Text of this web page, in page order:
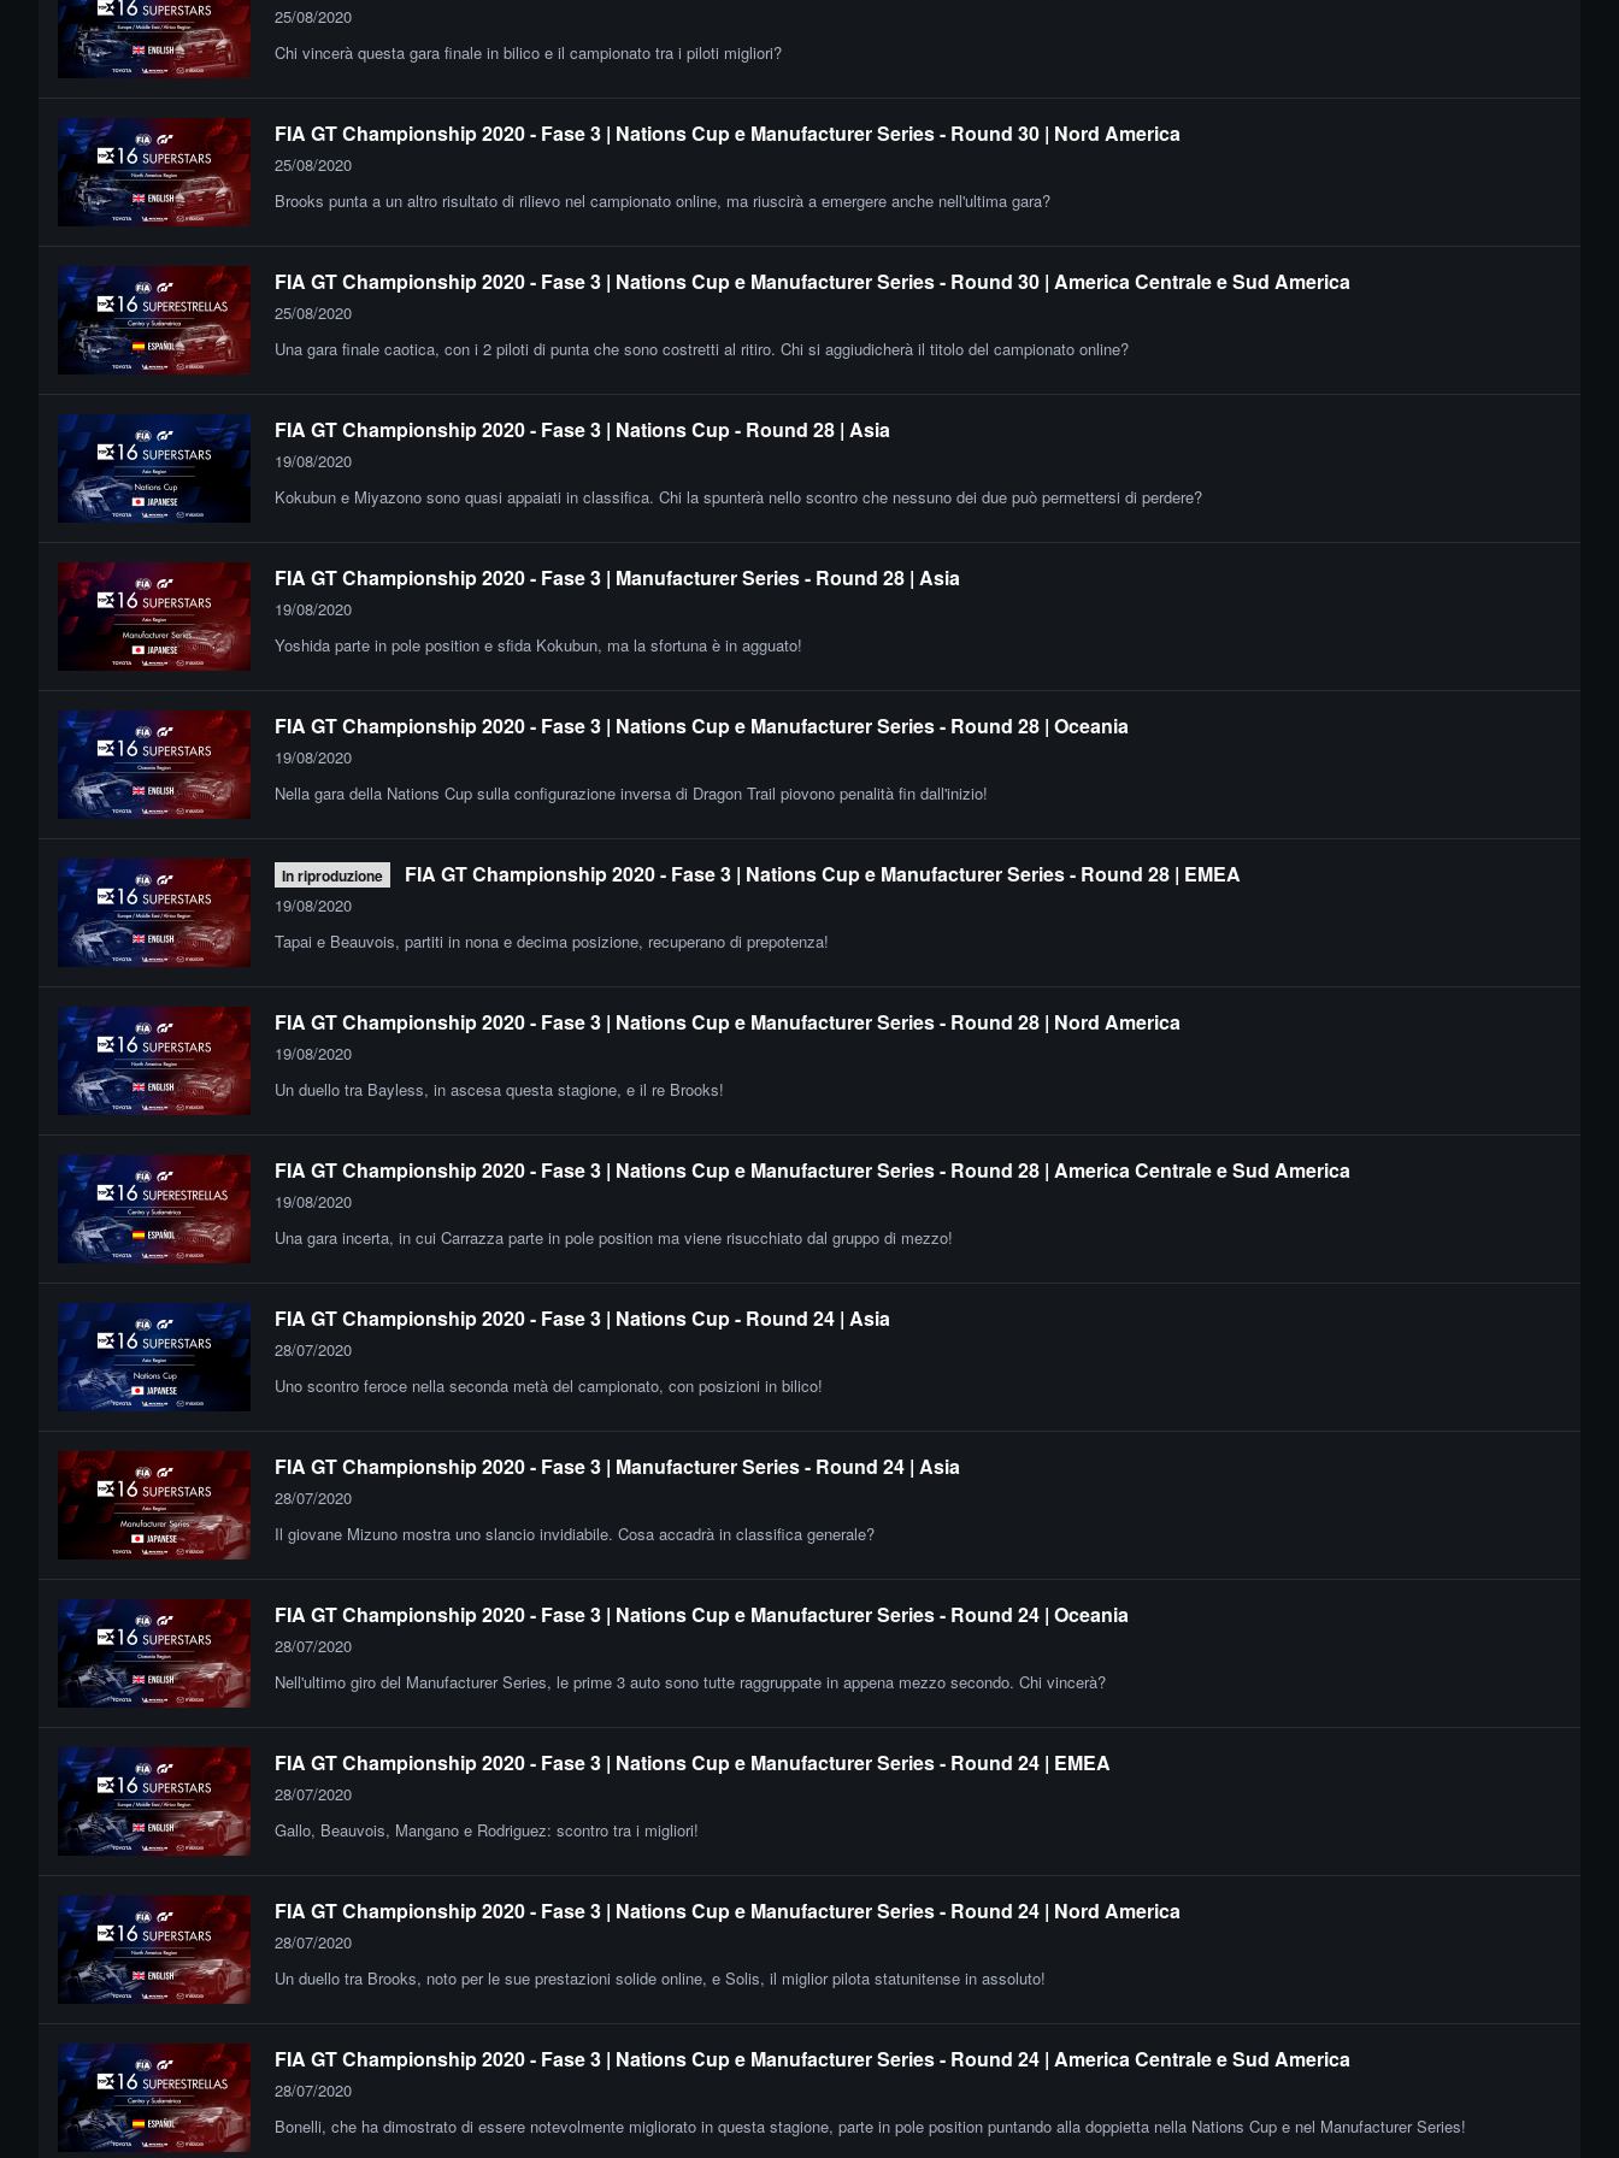
25/08/2020
Chi vincerà questa gara finale in bilico e il campionato tra i piloti migliori?
FIA GT Championship 2020 - Fase 3 | Nations Cup e Manufacturer Series - Round 30 | Nord America
25/08/2020
Brooks punta a un altro risultato di rilievo nel campionato online, ma riuscirà a emergere anche nell'ultima gara?
FIA GT Championship 2020 - Fase 3 | Nations Cup e Manufacturer Series - Round 30 | America Centrale e Sud America
25/08/2020
Una gara finale caotica, con i 2 piloti di punta che sono costretti al ritiro. Chi si aggiudicherà il titolo del campionato online?
FIA GT Championship 2020 - Fase 3 | Nations Cup - Round 28 | Asia
19/08/2020
Kokubun e Miyazono sono quasi appaiati in classifica. Chi la spunterà nello scontro che nessuno dei due può permettersi di perdere?
FIA GT Championship 2020 - Fase 3 | Manufacturer Series - Round 28 | Asia
19/08/2020
Yoshida parte in pole position e sfida Kokubun, ma la sfortuna è in agguato!
FIA GT Championship 2020 - Fase 3 | Nations Cup e Manufacturer Series - Round 28 | Oceania
19/08/2020
Nella gara della Nations Cup sulla configurazione inversa di Dragon Trail piovono penalità fin dall'inizio!
In riproduzione FIA GT Championship 2020 - Fase 3 | Nations Cup e Manufacturer Series - Round 28 | EMEA
19/08/2020
Tapai e Beauvois, partiti in nona e decima posizione, recuperano di prepotenza!
FIA GT Championship 2020 - Fase 3 | Nations Cup e Manufacturer Series - Round 28 | Nord America
19/08/2020
Un duello tra Bayless, in ascesa questa stagione, e il re Brooks!
FIA GT Championship 2020 - Fase 3 | Nations Cup e Manufacturer Series - Round 28 | America Centrale e Sud America
19/08/2020
Una gara incerta, in cui Carrazza parte in pole position ma viene risucchiato dal gruppo di mezzo!
FIA GT Championship 2020 - Fase 3 | Nations Cup - Round 24 | Asia
28/07/2020
Uno scontro feroce nella seconda metà del campionato, con posizioni in bilico!
FIA GT Championship 2020 - Fase 3 | Manufacturer Series - Round 24 | Asia
28/07/2020
Il giovane Mizuno mostra uno slancio invidiabile. Cosa accadrà in classifica generale?
FIA GT Championship 2020 - Fase 3 | Nations Cup e Manufacturer Series - Round 24 | Oceania
28/07/2020
Nell'ultimo giro del Manufacturer Series, le prime 3 auto sono tutte raggruppate in appena mezzo secondo. Chi vincerà?
FIA GT Championship 2020 - Fase 3 | Nations Cup e Manufacturer Series - Round 24 | EMEA
28/07/2020
Gallo, Beauvois, Mangano e Rodriguez: scontro tra i migliori!
FIA GT Championship 2020 - Fase 3 | Nations Cup e Manufacturer Series - Round 24 | Nord America
28/07/2020
Un duello tra Brooks, noto per le sue prestazioni solide online, e Solis, il miglior pilota statunitense in assoluto!
FIA GT Championship 2020 - Fase 3 | Nations Cup e Manufacturer Series - Round 24 | America Centrale e Sud America
28/07/2020
Bonelli, che ha dimostrato di essere notevolmente migliorato in questa stagione, parte in pole position puntando alla doppietta nella Nations Cup e nel Manufacturer Series!